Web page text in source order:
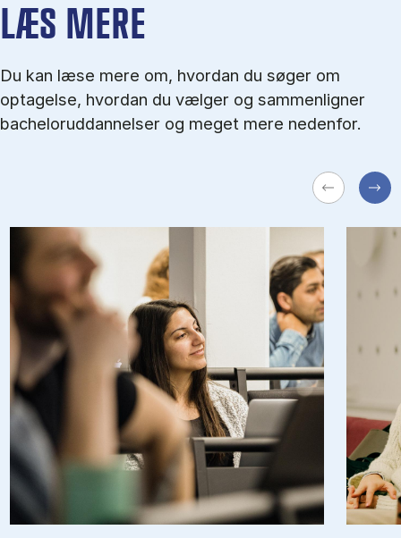
LÆS MERE
Du kan læse mere om, hvordan du søger om
optagelse, hvordan du vælger og sammenligner
bacheloruddannelser og meget mere nedenfor.